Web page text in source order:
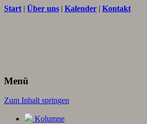
Start | Über uns | Kalender | Kontakt
Menü
Zum Inhalt springen
Kolumne